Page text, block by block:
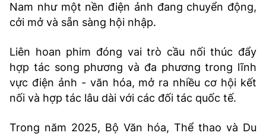
Nam như một nền điện ảnh đang chuyển động,
cởi mở và sẵn sàng hội nhập.
Liên hoan phim đóng vai trò cầu nối thúc đẩy
hợp tác song phương và đa phương trong lĩnh
vực điện ảnh - văn hóa, mở ra nhiều cơ hội kết
nối và hợp tác lâu dài với các đối tác quốc tế.
Trong năm 2025, Bộ Văn hóa, Thể thao và Du